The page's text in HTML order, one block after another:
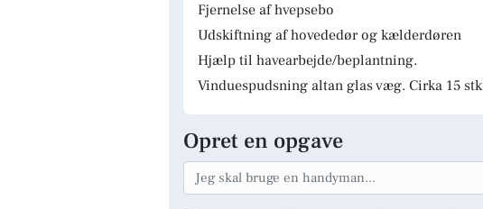
Fjernelse af hvepsebo
Udskiftning af hovededør og kælderdøren
Hjælp til havearbejde/beplantning.
Vinduespudsning altan glas væg. Cirka 15 stk
Opret en opgave